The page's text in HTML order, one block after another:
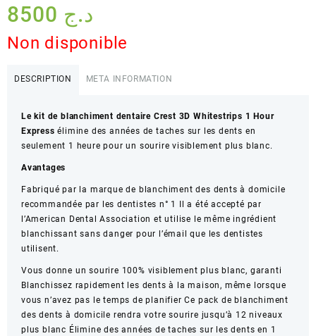
د.ج
Non disponible
DESCRIPTION META INFORMATION
Le kit de blanchiment dentaire Crest 3D Whitestrips 1 Hour
Express élimine des années de taches sur les dents en
seulement 1 heure pour un sourire visiblement plus blanc.
Avantages
Fabriqué par la marque de blanchiment des dents à domicile
recommandée par les dentistes n° 1 Il a été accepté par
l’American Dental Association et utilise le même ingrédient
blanchissant sans danger pour l’émail que les dentistes
utilisent.
Vous donne un sourire 100% visiblement plus blanc, garanti
Blanchissez rapidement les dents à la maison, même lorsque
vous n’avez pas le temps de planifier Ce pack de blanchiment
des dents à domicile rendra votre sourire jusqu’à 12 niveaux
plus blanc Élimine des années de taches sur les dents en 1